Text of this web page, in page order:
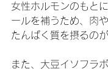
女性ホルモンのもと
ールを補うため、肉
たんぱく質を摂るの
また、大豆イソフラ